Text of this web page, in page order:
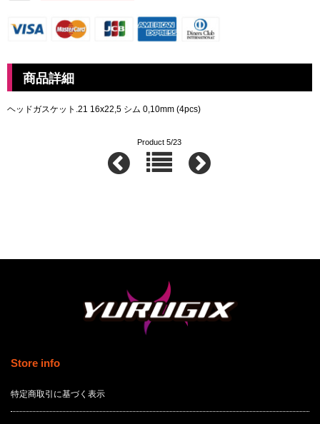
商品詳細
ヘッドガスケット.21 16x22,5 シム 0,10mm (4pcs)
Product 5/23
Store info
特定商取引に基づく表示